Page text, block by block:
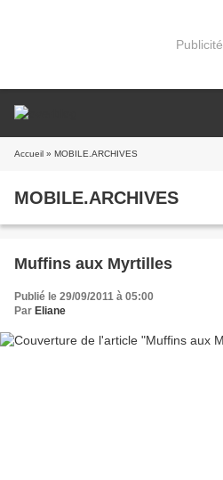
Publicité
Accueil » MOBILE.ARCHIVES
MOBILE.ARCHIVES
Muffins aux Myrtilles
Publié le 29/09/2011 à 05:00
Par Eliane